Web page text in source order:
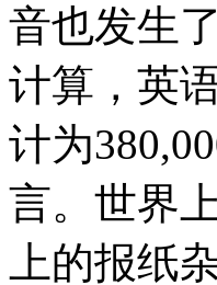
音也发生
计算，英
计为
言。世界
上的报纸